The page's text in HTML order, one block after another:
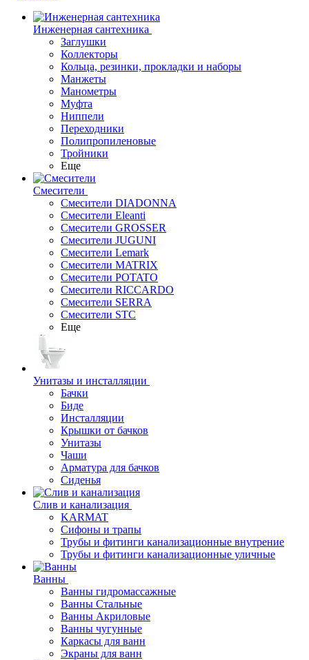
Инженерная сантехника
Заглушки
Коллекторы
Кольца, резинки, прокладки и наборы
Манжеты
Манометры
Муфта
Ниппели
Переходники
Полипропиленовые
Тройники
Еще
Смесители
Смесители DIADONNA
Смесители Eleanti
Смесители GROSSER
Смесители JUGUNI
Смесители Lemark
Смесители MATRIX
Смесители POTATO
Смесители RICCARDO
Смесители SERRA
Смесители STC
Еще
Унитазы и инсталляции
Бачки
Биде
Инсталляции
Крышки от бачков
Унитазы
Чаши
Арматура для бачков
Сиденья
Слив и канализация
KARMAT
Сифоны и трапы
Трубы и фитинги канализационные внутрение
Трубы и фитинги канализационные уличные
Ванны
Ванны гидромассажные
Ванны Стальные
Ванны Акриловые
Ванны чугунные
Каркасы для ванн
Экраны для ванн